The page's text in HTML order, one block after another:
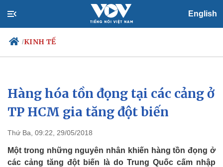
English
/KINH TẾ
Chính trị
Đảng
Tổ chức nhân sự
Nhận diện sự thật
Xã hội
Tin 24h
Dự báo thời tiết
Việc làm
Biển đảo
Hàng hóa tồn đọng tại các cảng ở
TP HCM gia tăng đột biến
Thứ Ba, 09:22, 29/05/2018
Một trong những nguyên nhân khiến hàng tồn đọng ở
các cảng tăng đột biến là do Trung Quốc cấm nhập